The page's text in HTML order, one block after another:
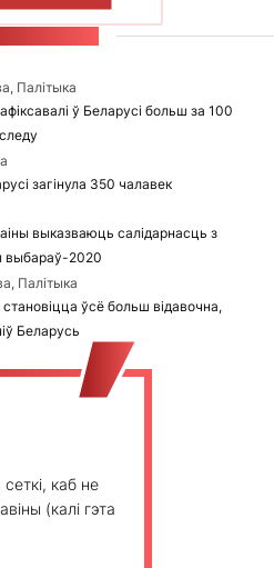
Палітыка
ў Беларусі больш за 100
загінула 350 чалавек
выказваюць салідарнасць з
выбараў-2020
Палітыка
ўсё больш відавочна,
Беларусь
каб не
(калі гэта